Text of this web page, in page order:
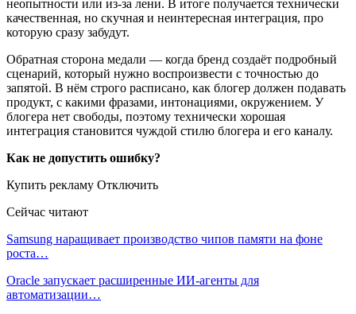
неопытности или из-за лени. В итоге получается технически
качественная, но скучная и неинтересная интеграция, про
которую сразу забудут.
Обратная сторона медали — когда бренд создаёт подробный
сценарий, который нужно воспроизвести с точностью до
запятой. В нём строго расписано, как блогер должен подавать
продукт, с какими фразами, интонациями, окружением. У
блогера нет свободы, поэтому технически хорошая
интеграция становится чуждой стилю блогера и его каналу.
Как не допустить ошибку?
Купить рекламу Отключить
Сейчас читают
Samsung наращивает производство чипов памяти на фоне
роста…
Oracle запускает расширенные ИИ‑агенты для
автоматизации…